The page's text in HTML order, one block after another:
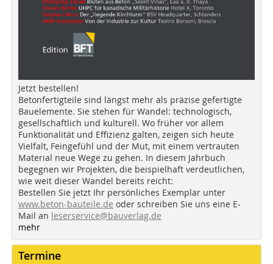
Jetzt bestellen!
Betonfertigteile sind längst mehr als präzise gefertigte
Bauelemente. Sie stehen für Wandel: technologisch,
gesellschaftlich und kulturell. Wo früher vor allem
Funktionalität und Effizienz galten, zeigen sich heute
Vielfalt, Feingefühl und der Mut, mit einem vertrauten
Material neue Wege zu gehen. In diesem Jahrbuch
begegnen wir Projekten, die beispielhaft verdeutlichen,
wie weit dieser Wandel bereits reicht:
Bestellen Sie jetzt Ihr persönliches Exemplar unter
www.beton-bauteile.de oder schreiben Sie uns eine E-
Mail an leserservice@bauverlag.de
mehr
Termine